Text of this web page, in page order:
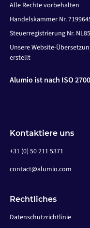
Alle Rechte vorbehalten
Handelskammer Nr.
Steuerregistrierung Nr.
Unsere Website-
erstellt
Alumio ist nach ISO
Kontaktiere uns
+31 (0) 50 211 5371
contact@alumio.com
Rechtliches
Datenschutzrichtlinie